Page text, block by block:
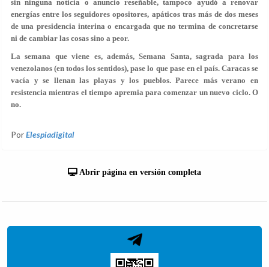
sin ninguna noticia o anuncio reseñable, tampoco ayudó a renovar
energías entre los seguidores opositores, apáticos tras más de dos meses
de una presidencia interina o encargada que no termina de concretarse
ni de cambiar las cosas sino a peor.
La semana que viene es, además, Semana Santa, sagrada para los
venezolanos (en todos los sentidos), pase lo que pase en el país. Caracas se
vacía y se llenan las playas y los pueblos. Parece más verano en
resistencia mientras el tiempo apremia para comenzar un nuevo ciclo. O
no.
PorElespiadigital
Abrir página en versión completa